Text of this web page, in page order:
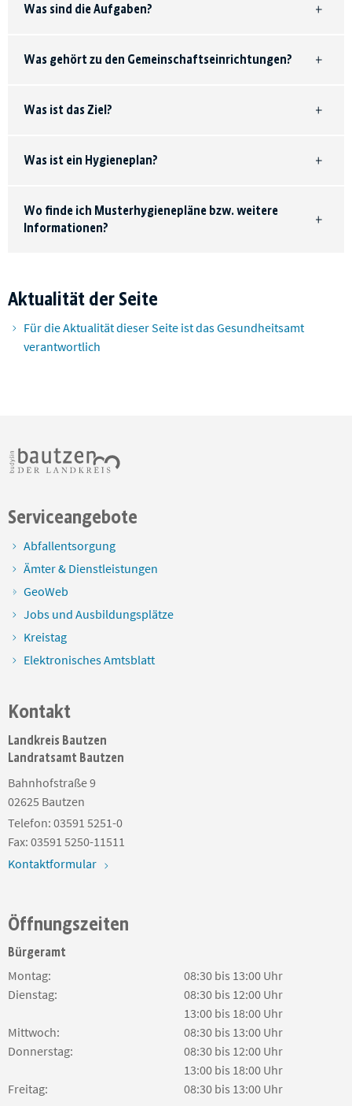
Was sind die Aufgaben?
Was gehört zu den Gemeinschaftseinrichtungen?
Was ist das Ziel?
Was ist ein Hygieneplan?
Wo finde ich Musterhygienepläne bzw. weitere
Informationen?
Aktualität der Seite
Für die Aktualität dieser Seite ist das Gesundheitsamt
verantwortlich
Kontakt
Landkreis Bautzen
Landratsamt Bautzen
Bahnhofstraße 9
02625 Bautzen
Telefon: 03591 5251-0
Fax: 03591 5250-11511
Kontaktformular
Serviceangebote
Abfallentsorgung
Ämter & Dienstleistungen
GeoWeb
Jobs und Ausbildungsplätze
Kreistag
Elektronisches Amtsblatt
Öffnungszeiten
Bürgeramt
Montag:
08:30 bis 13:00 Uhr
Dienstag:
08:30 bis 12:00 Uhr
13:00 bis 18:00 Uhr
Mittwoch:
08:30 bis 13:00 Uhr
Donnerstag:
08:30 bis 12:00 Uhr
13:00 bis 18:00 Uhr
Freitag:
08:30 bis 13:00 Uhr